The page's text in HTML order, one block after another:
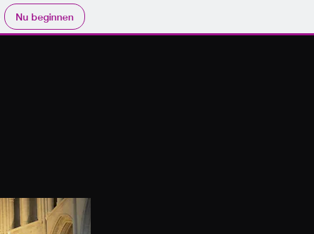
Nu beginnen